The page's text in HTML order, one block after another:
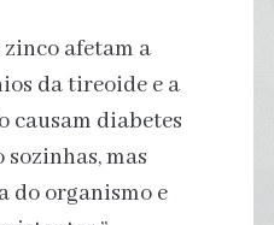
zinco afetam a
da tireoide e a
causam diabetes
mas
do organismo e